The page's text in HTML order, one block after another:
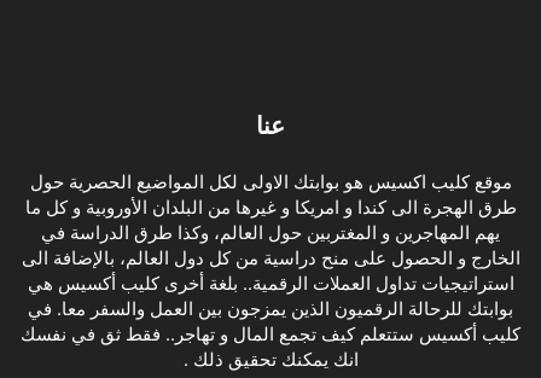
عنا
موقع كليب اكسيس هو بوابتك الاولى لكل المواضيع الحصرية حول
طرق الهجرة الى كندا و امريكا و غيرها من البلدان الأوروبية و كل ما
يهم المهاجرين و المغتربين حول العالم، وكذا طرق الدراسة في
الخارج و الحصول على منح دراسية من كل دول العالم، بالإضافة الى
استراتيجيات تداول العملات الرقمية.. بلغة أخرى كليب أكسيس هي
بوابتك للرحالة الرقميون الذين يمزجون بين العمل والسفر معا. في
كليب أكسيس ستتعلم كيف تجمع المال و تهاجر.. فقط ثق في نفسك
انك يمكنك تحقيق ذلك .